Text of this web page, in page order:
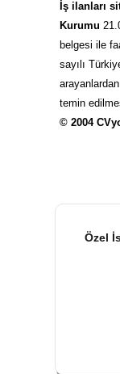
İş ilanları
Kurumu
belgesi ile
sayılı
temin
© 2004
Özel